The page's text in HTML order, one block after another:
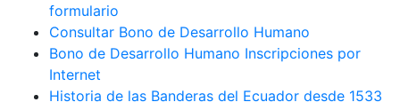
formulario
Consultar Bono de Desarrollo Humano
Bono de Desarrollo Humano Inscripciones por
Internet
Historia de las Banderas del Ecuador desde 1533